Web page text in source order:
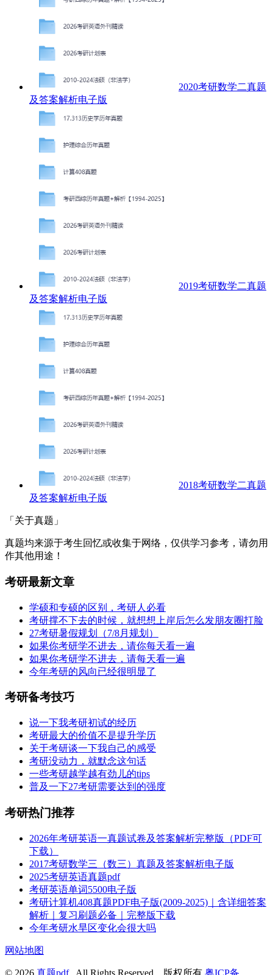
2020考研数学二真题
及答案解析电子版
2019考研数学二真题
及答案解析电子版
2018考研数学二真题
及答案解析电子版
「关于真题」
真题均来源于考生回忆或收集于网络，仅供学习参考，请勿用
作其他用途！
考研最新文章
学硕和专硕的区别，考研人必看
考研撑不下去的时候，就想想上岸后怎么发朋友圈打脸
27考研暑假规划（7/8月规划）
如果你考研学不进去，请你每天看一遍
如果你考研学不进去，请每天看一遍
今年考研的风向已经很明显了
考研备考技巧
说一下我考研初试的经历
考研最大的价值不是提升学历
关于考研谈一下我自己的感受
考研没动力，就默念这句话
一些考研越学越有劲儿的tips
普及一下27考研需要达到的强度
考研热门推荐
2026年考研英语一真题试卷及答案解析完整版（PDF可
下载）
2017考研数学三（数三）真题及答案解析电子版
2025考研英语真题pdf
考研英语单词5500电子版
考研计算机408真题PDF电子版(2009-2025)｜含详细答案
解析｜复习刷题必备｜完整版下载
今年考研水旱区变化会很大吗
网站地图
© 2026 真题pdfAll Rights Reserved，版权所有 粤ICP备